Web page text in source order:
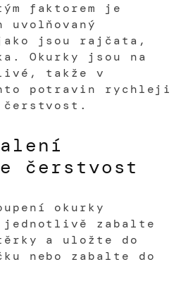
faktorem je
uvolňovaný
jsou rajčata,
Okurky jsou na
takže v
potravin rychleji
čerstvost
okurky
jednotlivě zabalte
a uložte do
nebo zabalte do